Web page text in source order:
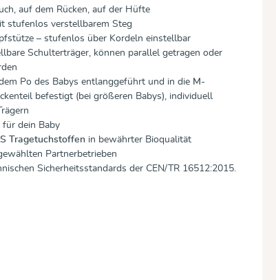
auf dem Rücken, auf der Hüfte
stufenlos verstellbarem Steg
– stufenlos über Kordeln einstellbar
Schulterträger, können parallel getragen oder
Po des Babys entlanggeführt und in die M-
befestigt (bei größeren Babys), individuell
für dein Baby
Tragetuchstoffen in bewährter Bioqualität
Partnerbetrieben
Sicherheitsstandards der CEN/TR 16512:2015.